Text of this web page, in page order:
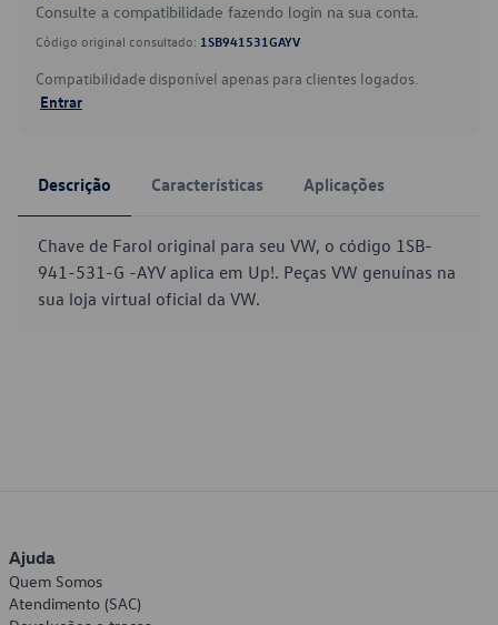
Consulte a compatibilidade fazendo login na sua conta.
Código original consultado: 1SB941531GAYV
Compatibilidade disponível apenas para clientes logados.
Entrar
Descrição Características Aplicações
Chave de Farol original para seu VW, o código 1SB-
941-531-G -AYV aplica em Up!. Peças VW genuínas na
sua loja virtual oficial da VW.
Ajuda
Quem Somos
Atendimento (SAC)